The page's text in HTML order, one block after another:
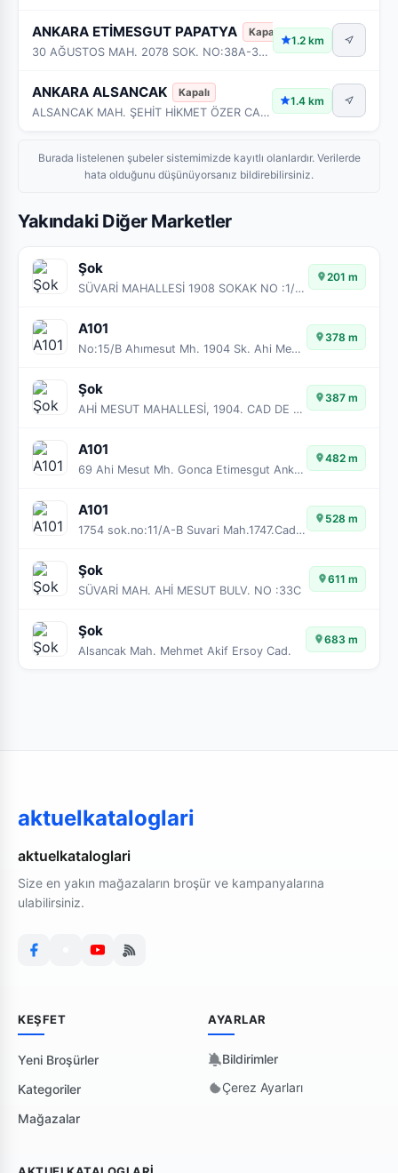
ANKARA ETİMESGUT PAPATYA Kapalı
30 AĞUSTOS MAH. 2078 SOK. NO:38A-38B BAĞIMSIZ NO:13-14 ETİMESGUT – ANKARA
1.2 km
ANKARA ALSANCAK Kapalı
ALSANCAK MAH. ŞEHİT HİKMET ÖZER CAD. NO:126/B ETİMESGUT - ANKARA
1.4 km
Burada listelenen şubeler sistemimizde kayıtlı olanlardır. Verilerde
hata olduğunu düşünüyorsanız bildirebilirsiniz.
Yakındaki Diğer Marketler
Şok
SÜVARİ MAHALLESİ 1908 SOKAK NO :1/12-13
201 m
A101
No:15/B Ahımesut Mh. 1904 Sk. Ahi Mesut Etimesgut Ankara
378 m
Şok
AHİ MESUT MAHALLESİ, 1904. CAD DE (1904 SOKAK ) NO: 13/A
387 m
A101
69 Ahi Mesut Mh. Gonca Etimesgut Ankara
482 m
A101
1754 sok.no:11/A-B Suvari Mah.1747.Cad. Denizhan Etimesgut Ankara
528 m
Şok
SÜVARİ MAH. AHİ MESUT BULV. NO :33C
611 m
Şok
Alsancak Mah. Mehmet Akif Ersoy Cad.
683 m
aktuelkataloglari
aktuelkataloglari
Size en yakın mağazaların broşür ve kampanyalarına
ulabilirsiniz.
KEŞFET
Yeni Broşürler
Kategoriler
Mağazalar
AYARLAR
Bildirimler
Çerez Ayarları